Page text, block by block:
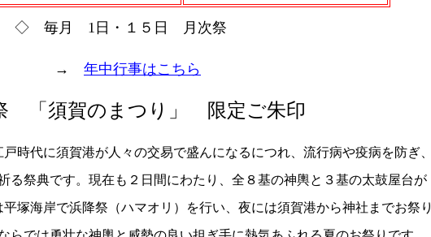
◇ 毎月 1日・１５日 月次祭
→ 年中行事はこちら
「須賀のまつり」 限定ご朱印
時代に須賀港が人々の交易で盛んになるにつれ、流行病や疫病を防ぎ、
る祭典です。現在も２日間にわたり、全８基の神輿と３基の太鼓屋台が
塚海岸で浜降祭（ハマオリ）を行い、夜には須賀港から神社までお祭り